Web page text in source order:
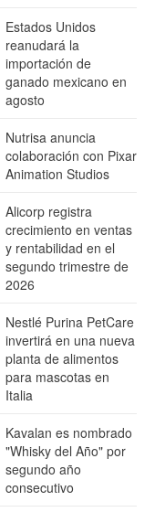
Estados Unidos
reanudará la
importación de
ganado mexicano en
agosto
Nutrisa anuncia
colaboración con Pixar
Animation Studios
Alicorp registra
crecimiento en ventas
y rentabilidad en el
segundo trimestre de
2026
Nestlé Purina PetCare
invertirá en una nueva
planta de alimentos
para mascotas en
Italia
Kavalan es nombrado
"Whisky del Año" por
segundo año
consecutivo